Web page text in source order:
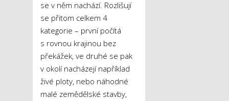
se v něm nachází. Rozlišují
se přitom celkem 4
kategorie – první počítá
s rovnou krajinou bez
překážek, ve druhé se pak
v okolí nacházejí například
živé ploty, nebo náhodné
malé zemědělské stavby,